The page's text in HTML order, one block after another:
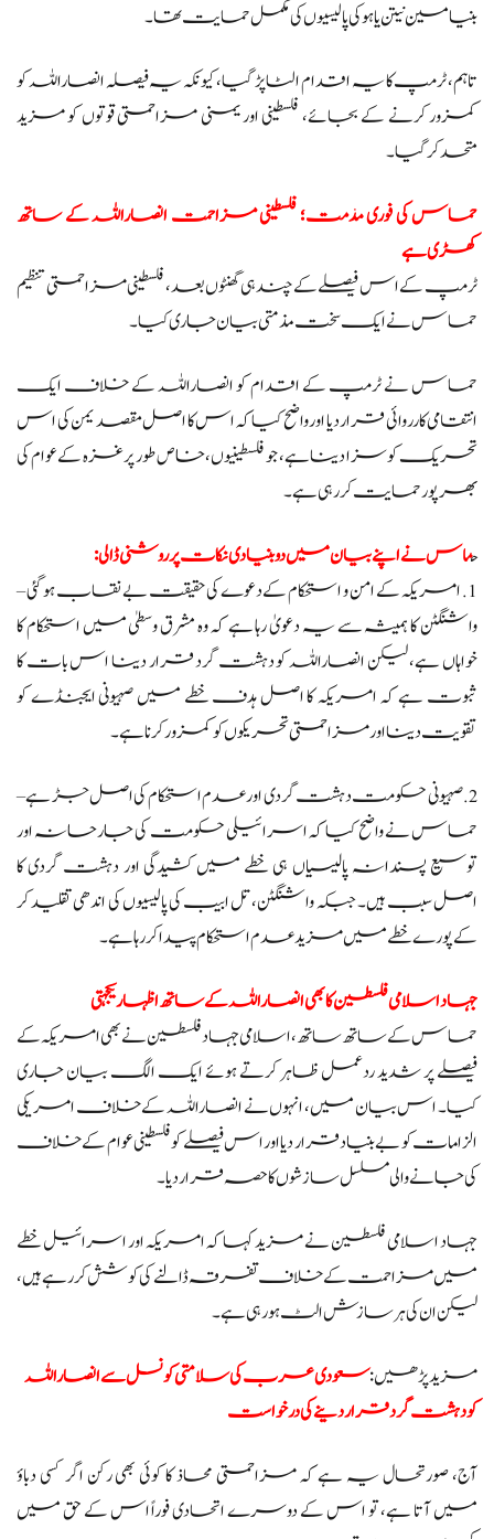
بنیامین نیتن یاہو کی پالیسیوں کی مکمل حمایت تھا۔
تاہم، ٹرمپ کا یہ اقدام الٹا پڑ گیا، کیونکہ یہ فیصلہ انصاراللہ کو
کمزور کرنے کے بجائے، فلسطینی اور یمنی مزاحمتی قوتوں کو مزید
متحد کر گیا۔
حماس کی فوری مذمت؛ فلسطینی مزاحمت انصاراللہ کے ساتھ
کھڑی ہے
ٹرمپ کے اس فیصلے کے چند ہی گھنٹوں بعد، فلسطینی مزاحمتی تنظیم
حماس نے ایک سخت مذمتی بیان جاری کیا۔
حماس نے ٹرمپ کے اقدام کو انصاراللہ کے خلاف ایک
انتقامی کارروائی قرار دیا اور واضح کیا کہ اس کا اصل مقصد یمن کی اس
تحریک کو سزا دینا ہے، جو فلسطینیوں، خاص طور پر غزہ کے عوام کی
بھرپور حمایت کر رہی ہے۔
حماس نے اپنے بیان میں دو بنیادی نکات پر روشنی ڈالی:
1. امریکہ کے امن و استحکام کے دعوے کی حقیقت بے نقاب ہوگئی –
واشنگٹن کا ہمیشہ سے یہ دعویٰ رہا ہے کہ وہ مشرق وسطیٰ میں استحکام کا
خواہاں ہے، لیکن انصاراللہ کو دہشت گرد قرار دینا اس بات کا
ثبوت ہے کہ امریکہ کا اصل ہدف خطے میں صہیونی ایجنڈے کو
تقویت دینا اور مزاحمتی تحریکوں کو کمزور کرنا ہے۔
2. صہیونی حکومت دہشت گردی اور عدم استحکام کی اصل جڑ ہے –
حماس نے واضح کیا کہ اسرائیلی حکومت کی جارحانہ اور
توسیع پسندانہ پالیسیاں ہی خطے میں کشیدگی اور دہشت گردی کا
اصل سبب ہیں۔ جبکہ واشنگٹن، تل ابیب کی پالیسیوں کی اندھی تقلید کر
کے پورے خطے میں مزید عدم استحکام پیدا کر رہا ہے۔
جہاد اسلامی فلسطین کا بھی انصاراللہ کے ساتھ اظہار یکجہتی
حماس کے ساتھ ساتھ، اسلامی جہاد فلسطین نے بھی امریکہ کے
فیصلے پر شدید ردعمل ظاہر کرتے ہوئے ایک الگ بیان جاری
کیا۔ اس بیان میں، انہوں نے انصاراللہ کے خلاف امریکی
الزامات کو بے بنیاد قرار دیا اور اس فیصلے کو فلسطینی عوام کے خلاف
کی جانے والی مسلسل سازشوں کا حصہ قرار دیا۔
جہاد اسلامی فلسطین نے مزید کہا کہ امریکہ اور اسرائیل خطے
میں مزاحمت کے خلاف تفرقہ ڈالنے کی کوشش کر رہے ہیں،
لیکن ان کی ہر سازش الٹ ہو رہی ہے۔
مزید پڑھیں:سعودی عرب کی سلامتی کونسل سے انصاراللہ
کو دہشت گرد قرار دینے کی درخواست
آج، صورتحال یہ ہے کہ مزاحمتی محاذ کا کوئی بھی رکن اگر کسی دباؤ
میں آتا ہے، تو اس کے دوسرے اتحادی فوراً اس کے حق میں